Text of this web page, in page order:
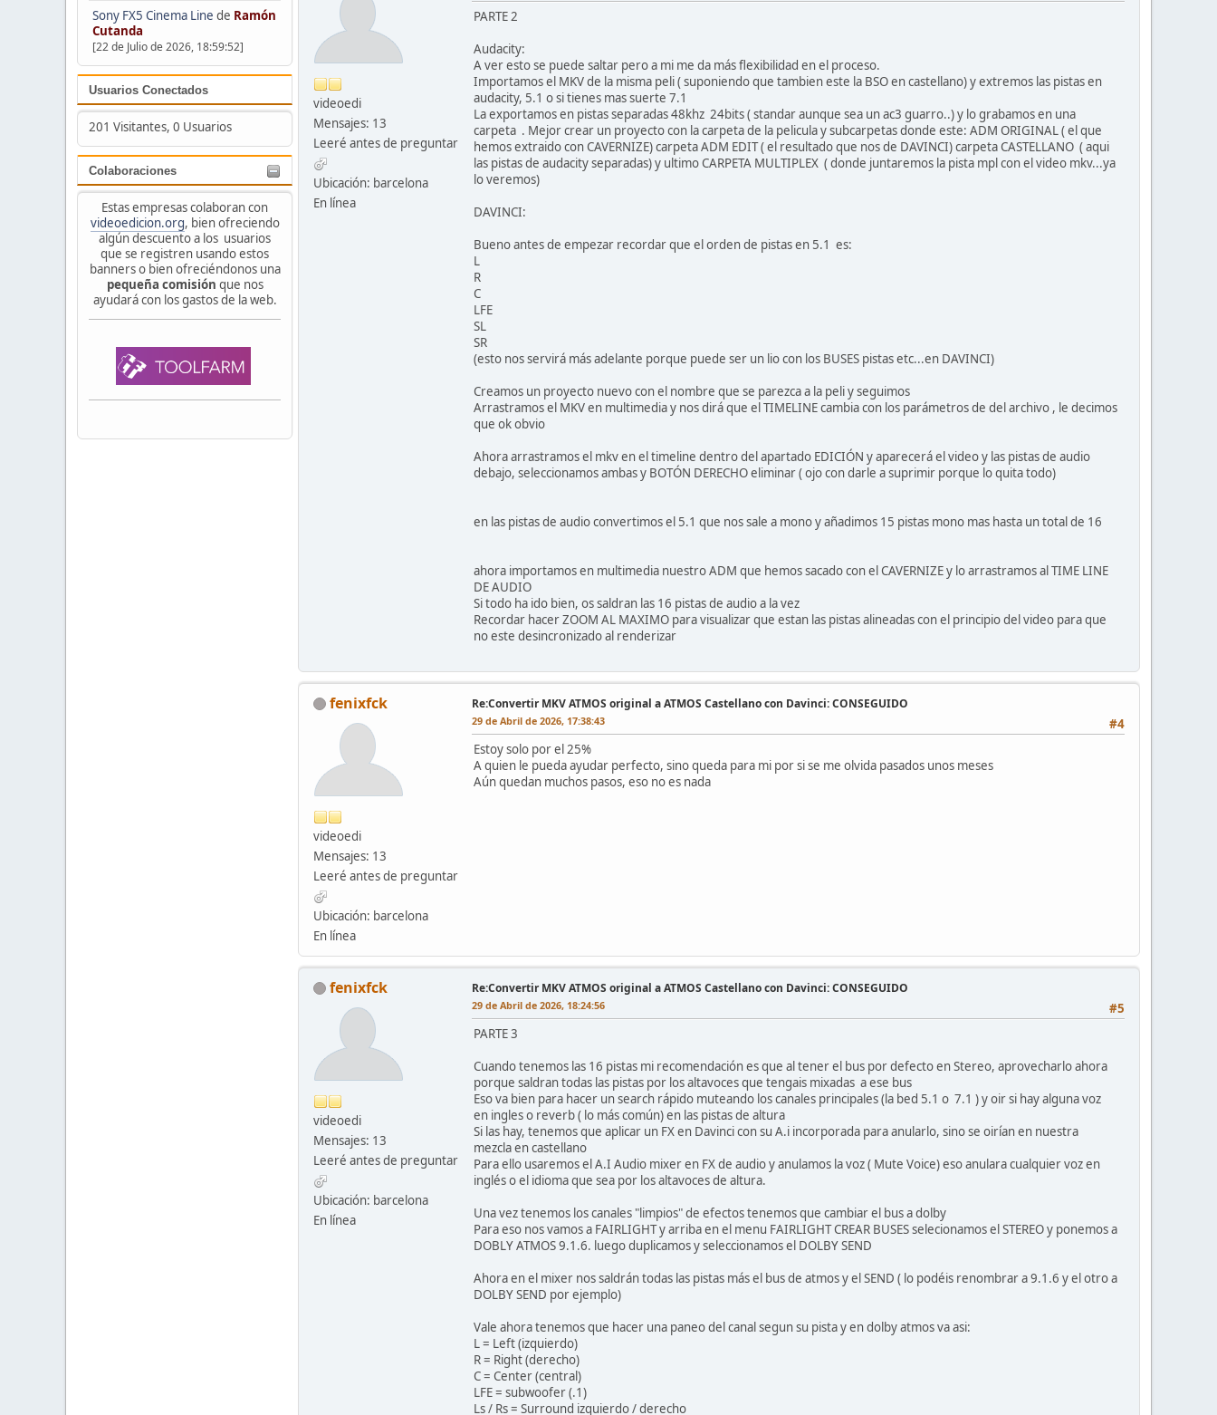
Sony FX5 Cinema Line de Ramón
Cutanda
[22 de Julio de 2026, 18:59:52]
Usuarios Conectados
201 Visitantes, 0 Usuarios
Colaboraciones
Estas empresas colaboran con
videoedicion.org, bien ofreciendo
algún descuento a los usuarios
que se registren usando estos
banners o bien ofreciéndonos una
pequeña comisión que nos
ayudará con los gastos de la web.
videoedi
Mensajes: 13
Leeré antes de preguntar
Ubicación: barcelona
En línea
PARTE 2
Audacity:
A ver esto se puede saltar pero a mi me da más flexibilidad en el proceso.
Importamos el MKV de la misma peli ( suponiendo que tambien este la BSO en castellano) y extremos las pistas en
audacity, 5.1 o si tienes mas suerte 7.1
La exportamos en pistas separadas 48khz 24bits ( standar aunque sea un ac3 guarro..) y lo grabamos en una
carpeta . Mejor crear un proyecto con la carpeta de la pelicula y subcarpetas donde este: ADM ORIGINAL ( el que
hemos extraido con CAVERNIZE) carpeta ADM EDIT ( el resultado que nos de DAVINCI) carpeta CASTELLANO ( aqui
las pistas de audacity separadas) y ultimo CARPETA MULTIPLEX ( donde juntaremos la pista mpl con el video mkv...ya
lo veremos)
DAVINCI:
Bueno antes de empezar recordar que el orden de pistas en 5.1 es:
L
R
C
LFE
SL
SR
(esto nos servirá más adelante porque puede ser un lio con los BUSES pistas etc...en DAVINCI)
Creamos un proyecto nuevo con el nombre que se parezca a la peli y seguimos
Arrastramos el MKV en multimedia y nos dirá que el TIMELINE cambia con los parámetros de del archivo , le decimos
que ok obvio
Ahora arrastramos el mkv en el timeline dentro del apartado EDICIÓN y aparecerá el video y las pistas de audio
debajo, seleccionamos ambas y BOTÓN DERECHO eliminar ( ojo con darle a suprimir porque lo quita todo)
en las pistas de audio convertimos el 5.1 que nos sale a mono y añadimos 15 pistas mono mas hasta un total de 16
ahora importamos en multimedia nuestro ADM que hemos sacado con el CAVERNIZE y lo arrastramos al TIME LINE
DE AUDIO
Si todo ha ido bien, os saldran las 16 pistas de audio a la vez
Recordar hacer ZOOM AL MAXIMO para visualizar que estan las pistas alineadas con el principio del video para que
no este desincronizado al renderizar
fenixfck
videoedi
Mensajes: 13
Leeré antes de preguntar
Ubicación: barcelona
En línea
Re:Convertir MKV ATMOS original a ATMOS Castellano con Davinci: CONSEGUIDO
#4
29 de Abril de 2026, 17:38:43
Estoy solo por el 25%
A quien le pueda ayudar perfecto, sino queda para mi por si se me olvida pasados unos meses
Aún quedan muchos pasos, eso no es nada
fenixfck
videoedi
Mensajes: 13
Leeré antes de preguntar
Ubicación: barcelona
En línea
Re:Convertir MKV ATMOS original a ATMOS Castellano con Davinci: CONSEGUIDO
#5
29 de Abril de 2026, 18:24:56
PARTE 3
Cuando tenemos las 16 pistas mi recomendación es que al tener el bus por defecto en Stereo, aprovecharlo ahora
porque saldran todas las pistas por los altavoces que tengais mixadas a ese bus
Eso va bien para hacer un search rápido muteando los canales principales (la bed 5.1 o 7.1 ) y oir si hay alguna voz
en ingles o reverb ( lo más común) en las pistas de altura
Si las hay, tenemos que aplicar un FX en Davinci con su A.i incorporada para anularlo, sino se oirían en nuestra
mezcla en castellano
Para ello usaremos el A.I Audio mixer en FX de audio y anulamos la voz ( Mute Voice) eso anulara cualquier voz en
inglés o el idioma que sea por los altavoces de altura.
Una vez tenemos los canales "limpios" de efectos tenemos que cambiar el bus a dolby
Para eso nos vamos a FAIRLIGHT y arriba en el menu FAIRLIGHT CREAR BUSES selecionamos el STEREO y ponemos a
DOBLY ATMOS 9.1.6. luego duplicamos y seleccionamos el DOLBY SEND
Ahora en el mixer nos saldrán todas las pistas más el bus de atmos y el SEND ( lo podéis renombrar a 9.1.6 y el otro a
DOLBY SEND por ejemplo)
Vale ahora tenemos que hacer una paneo del canal segun su pista y en dolby atmos va asi:
L = Left (izquierdo)
R = Right (derecho)
C = Center (central)
LFE = subwoofer (.1)
Ls / Rs = Surround izquierdo / derecho